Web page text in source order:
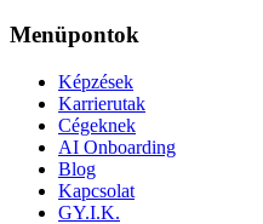
Menüpontok
Képzések
Karrierutak
Cégeknek
AI Onboarding
Blog
Kapcsolat
GY.I.K.